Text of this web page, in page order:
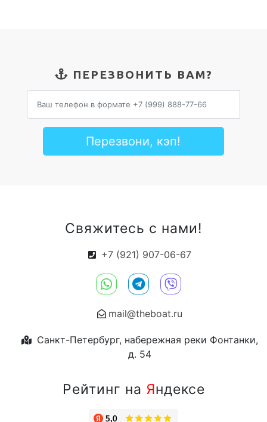
ПЕРЕЗВОНИТЬ ВАМ?
Перезвони, кэп!
Свяжитесь с нами!
+7 (921) 907-06-67
mail@theboat.ru
Санкт-Петербург, набережная реки Фонтанки,
д. 54
Рейтинг на Яндексе